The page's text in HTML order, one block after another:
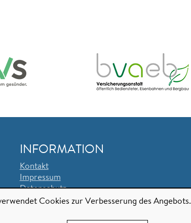
INFORMATION
Kontakt
Impressum
Datenschutz
Cookies zur Verbesserung des Angebots.